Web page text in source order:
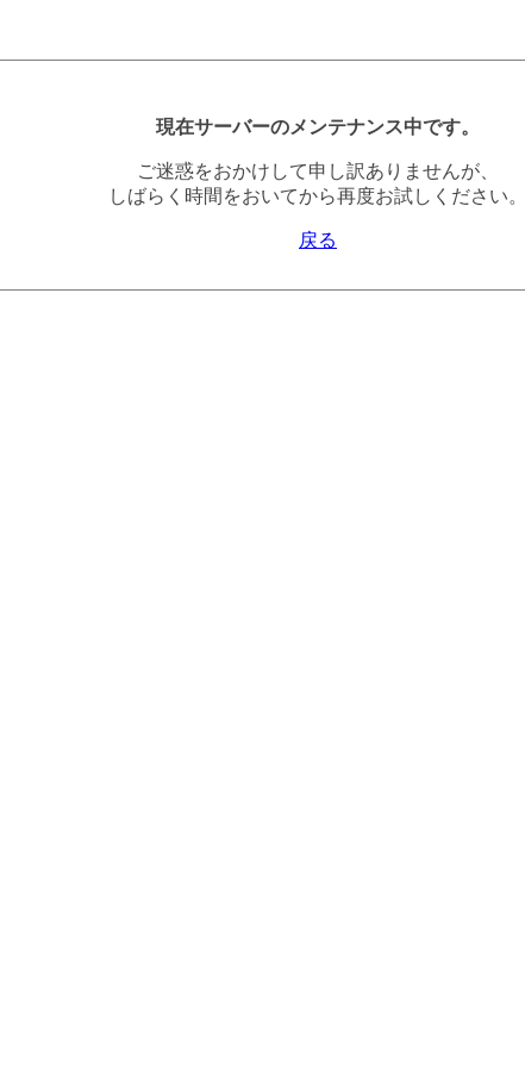
現在サーバーのメンテナンス中です。
ご迷惑をおかけして申し訳ありませんが、
しばらく時間をおいてから再度お試しください。
戻る